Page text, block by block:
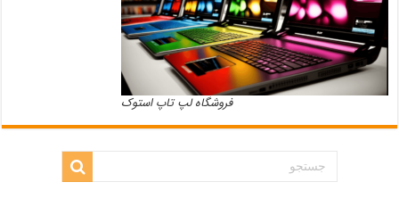
فروشگاه لپ تاپ استوک